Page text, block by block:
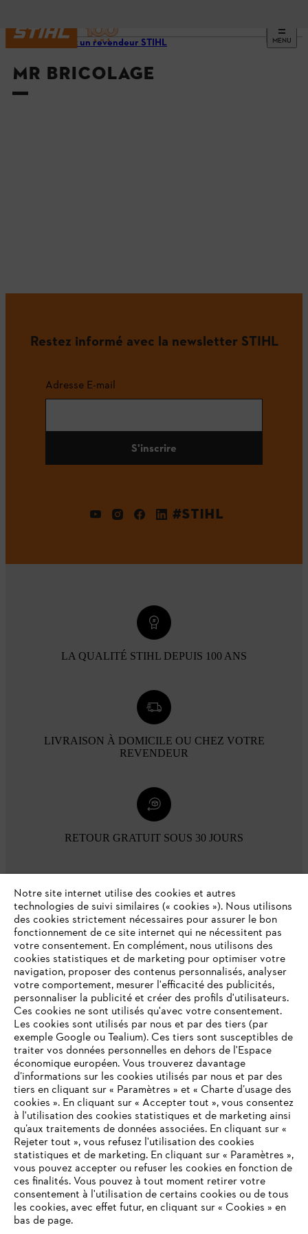
MENU
Trouvez un revendeur STIHL
MR BRICOLAGE
Restez informé avec la newsletter STIHL
Adresse E-mail
S'inscrire
#STIHL
LA QUALITÉ STIHL DEPUIS 100 ANS
LIVRAISON À DOMICILE OU CHEZ VOTRE
REVENDEUR
RETOUR GRATUIT SOUS 30 JOURS
L'Entreprise
Questions / Réponses
Service
Conditions Générales de Vente
VOTRE NAVIGATEUR INTERNET
N'EST PLUS PRIS EN CHARGE
Vous utilisez un navigateur Internet que nous ne prenons plus
en charge, et certaines fonctionnalités de notre site ne
peuvent fonctionner correctement. Pour une utilisation
Notre site internet utilise des cookies et autres
technologies de suivi similaires (« cookies »). Nous utilisons
des cookies strictement nécessaires pour assurer le bon
fonctionnement de ce site internet qui ne nécessitent pas
votre consentement. En complément, nous utilisons des
cookies statistiques et de marketing pour optimiser votre
navigation, proposer des contenus personnalisés, analyser
votre comportement, mesurer l'efficacité des publicités,
personnaliser la publicité et créer des profils d'utilisateurs.
Ces cookies ne sont utilisés qu'avec votre consentement.
Les cookies sont utilisés par nous et par des tiers (par
exemple Google ou Tealium). Ces tiers sont susceptibles de
traiter vos données personnelles en dehors de l'Espace
économique européen. Vous trouverez davantage
d’informations sur les cookies utilisés par nous et par des
tiers en cliquant sur « Paramètres » et « Charte d’usage des
cookies ». En cliquant sur « Accepter tout », vous consentez
à l'utilisation des cookies statistiques et de marketing ainsi
qu’aux traitements de données associées. En cliquant sur «
Rejeter tout », vous refusez l'utilisation des cookies
statistiques et de marketing. En cliquant sur « Paramètres »,
vous pouvez accepter ou refuser les cookies en fonction de
ces finalités. Vous pouvez à tout moment retirer votre
consentement à l'utilisation de certains cookies ou de tous
les cookies, avec effet futur, en cliquant sur « Cookies » en
bas de page.